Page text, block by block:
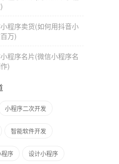
程序卖货(如何用抖音小
万)
程序名片(微信小程序名
)
小程序二次开发
智能软件开发
程序 设计小程序